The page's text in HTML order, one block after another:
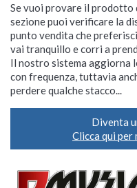
Se vuoi provare il prodotto
sezione puoi verificare la
punto vendita che
vai tranquillo e corri a
Il nostro sistema aggiorna
con frequenza, tuttavia
perdere qualche stacco...
Diventa
Clicca qui